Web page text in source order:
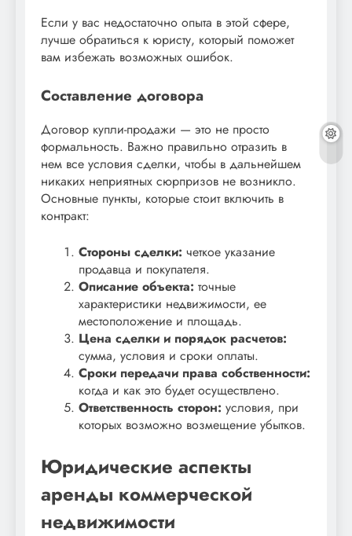
Если у вас недостаточно опыта в этой сфере,
лучше обратиться к юристу, который поможет
вам избежать возможных ошибок.
Составление договора
Договор купли-продажи — это не просто
формальность. Важно правильно отразить в
нем все условия сделки, чтобы в дальнейшем
никаких неприятных сюрпризов не возникло.
Основные пункты, которые стоит включить в
контракт:
Стороны сделки: четкое указание
продавца и покупателя.
Описание объекта: точные
характеристики недвижимости, ее
местоположение и площадь.
Цена сделки и порядок расчетов:
сумма, условия и сроки оплаты.
Сроки передачи права собственности:
когда и как это будет осуществлено.
Ответственность сторон: условия, при
которых возможно возмещение убытков.
Юридические аспекты
аренды коммерческой
недвижимости